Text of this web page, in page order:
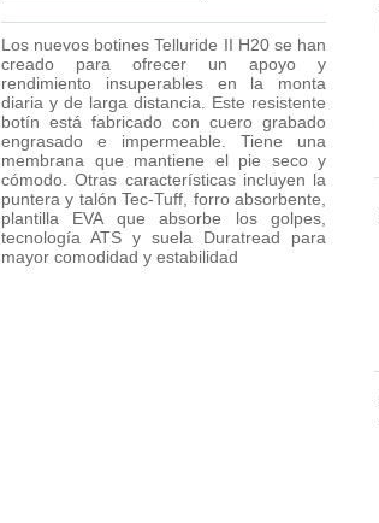
Los nuevos botines Telluride II H20 se han
creado para ofrecer un apoyo y
rendimiento insuperables en la monta
diaria y de larga distancia. Este resistente
botín está fabricado con cuero grabado
engrasado e impermeable. Tiene una
membrana que mantiene el pie seco y
cómodo. Otras características incluyen la
puntera y talón Tec-Tuff, forro absorbente,
plantilla EVA que absorbe los golpes,
tecnología ATS y suela Duratread para
mayor comodidad y estabilidad